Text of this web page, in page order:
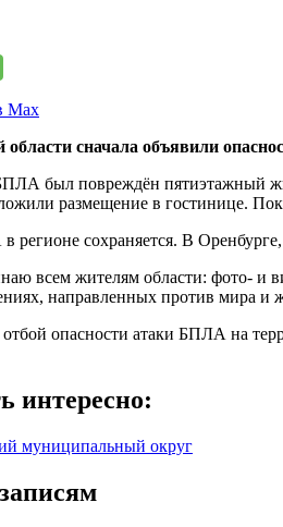
области сначала объявили
был повреждён пятиэтажный
размещение в гостинице.
регионе сохраняется. В
всем жителям области: фото- и
направленных против мира и
опасности атаки БПЛА на
интересно:
муниципальный округ